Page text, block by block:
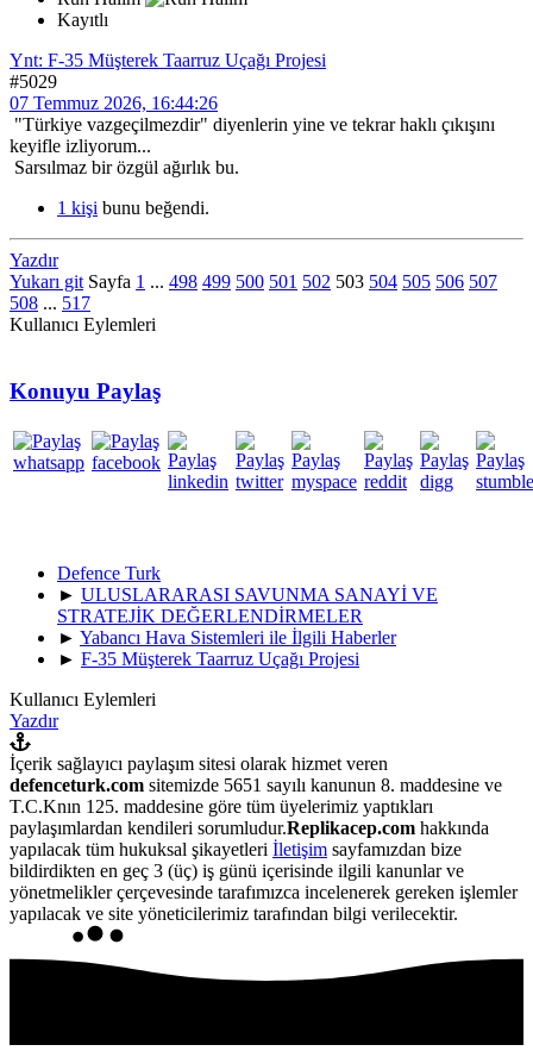
Kayıtlı
Ynt: F-35 Müşterek Taarruz Uçağı Projesi
#5029
07 Temmuz 2026, 16:44:26
"Türkiye vazgeçilmezdir" diyenlerin yine ve tekrar haklı çıkışını
keyifle izliyorum...
Sarsılmaz bir özgül ağırlık bu.
1 kişi bunu beğendi.
Yazdır
Yukarı git Sayfa 1 ... 498 499 500 501 502 503 504 505 506 507
508 ... 517
Kullanıcı Eylemleri
Konuyu Paylaş
Defence Turk
► ULUSLARARASI SAVUNMA SANAYİ VE
STRATEJİK DEĞERLENDİRMELER
► Yabancı Hava Sistemleri ile İlgili Haberler
► F-35 Müşterek Taarruz Uçağı Projesi
Kullanıcı Eylemleri
Yazdır
İçerik sağlayıcı paylaşım sitesi olarak hizmet veren
defenceturk.com sitemizde 5651 sayılı kanunun 8. maddesine ve
T.C.Knın 125. maddesine göre tüm üyelerimiz yaptıkları
paylaşımlardan kendileri sorumludur.Replikacep.com hakkında
yapılacak tüm hukuksal şikayetleri İletişim sayfamızdan bize
bildirdikten en geç 3 (üç) iş günü içerisinde ilgili kanunlar ve
yönetmelikler çerçevesinde tarafımızca incelenerek gereken işlemler
yapılacak ve site yöneticilerimiz tarafından bilgi verilecektir.